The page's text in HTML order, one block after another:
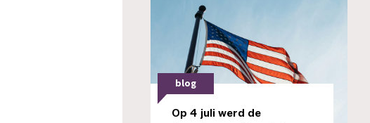
blog
Op 4 juli werd de